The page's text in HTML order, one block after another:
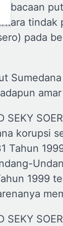
pada
SEKY
korupsi
Tahun
1999
SEKY